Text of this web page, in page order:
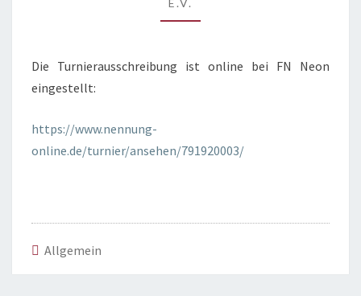
E.V.
Die Turnierausschreibung ist online bei FN Neon
eingestellt:
https://www.nennung-
online.de/turnier/ansehen/791920003/
Allgemein